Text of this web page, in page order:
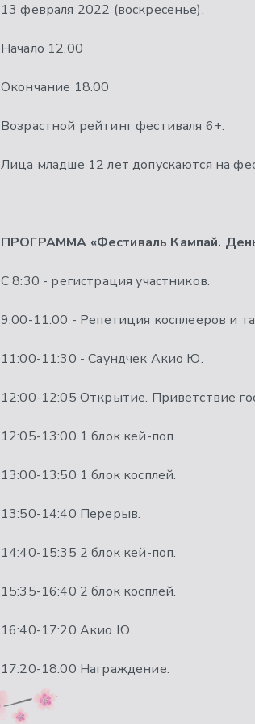
13 февраля 2022 (воскресенье).
Начало 12.00
Окончание 18.00
Возрастной рейтинг фестиваля 6+.
Лица младше 12 лет допускаются на
ПРОГРАММА «Фестиваль Кампай.
С 8:30 - регистрация участников.
9:00-11:00 - Репетиция косплееров и
11:00-11:30 - Саундчек Акио Ю.
12:00-12:05 Открытие. Приветствие
12:05-13:00 1 блок кей-поп.
13:00-13:50 1 блок косплей.
13:50-14:40 Перерыв.
14:40-15:35 2 блок кей-поп.
15:35-16:40 2 блок косплей.
16:40-17:20 Акио Ю.
17:20-18:00 Награждение.